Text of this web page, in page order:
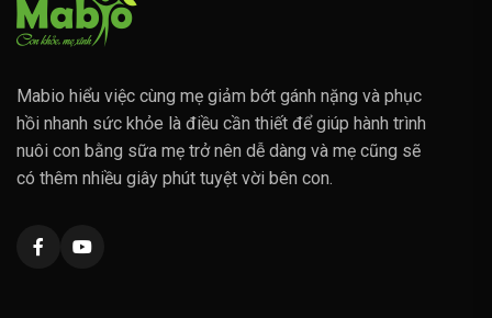
Mabio hiểu việc cùng mẹ giảm bớt gánh nặng và phục
hồi nhanh sức khỏe là điều cần thiết để giúp hành trình
nuôi con bằng sữa mẹ trở nên dễ dàng và mẹ cũng sẽ
có thêm nhiều giây phút tuyệt vời bên con.